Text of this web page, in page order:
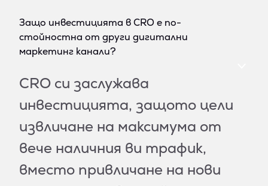
Защо инвестицията в CRO е по-
стойностна от други дигитални
маркетинг канали?
CRO си заслужава
инвестицията, защото цели
извличане на максимума от
вече наличния ви трафик,
вместо привличане на нови